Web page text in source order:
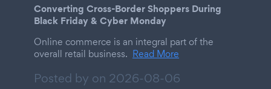
Converting Cross-Border Shoppers During
Black Friday & Cyber Monday
Online commerce is an integral part of the
overall retail business. Read More
Posted by on 2026-08-06